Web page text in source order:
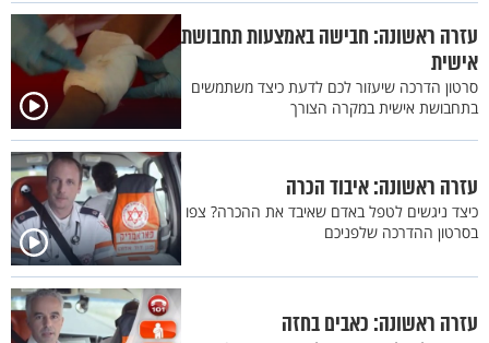
עזרה ראשונה: חבישה באמצעות תחבושת
אישית
סרטון הדרכה שיעזור לכם לדעת כיצד משתמשים
בתחבושת אישית במקרה הצורך
עזרה ראשונה: איבוד הכרה
כיצד ניגשים לטפל באדם שאיבד את ההכרה? צפו
בסרטון ההדרכה שלפניכם
עזרה ראשונה: כאבים בחזה